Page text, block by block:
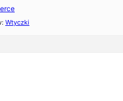
Wtyczki